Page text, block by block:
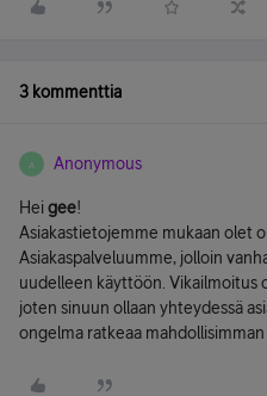
3 kommenttia
A Anonymous
Heigee!
Asiakastietojemme mukaan olet
Asiakaspalveluumme, jolloin
uudelleen käyttöön. Vikailmoitus
joten sinuun ollaan yhteydessä
ongelma ratkeaa mahdollisimman